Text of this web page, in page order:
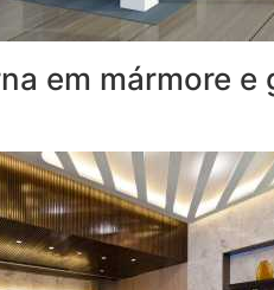
em mármore e